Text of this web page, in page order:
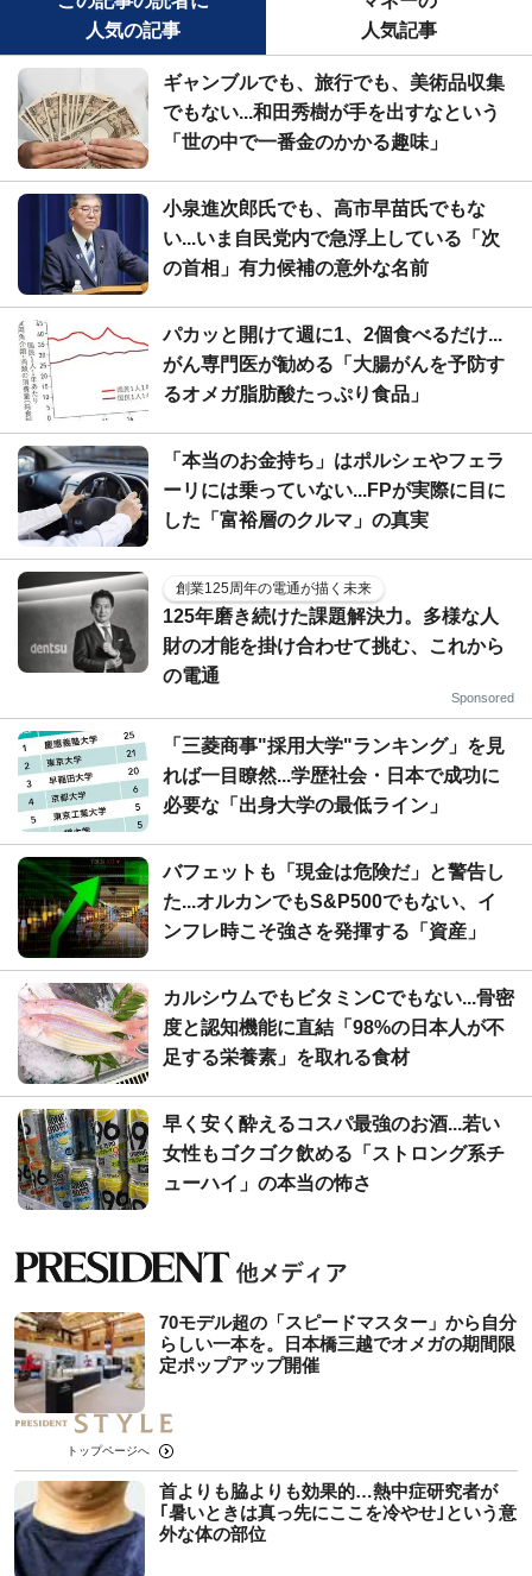
人気の記事
人気記事
ギャンブルでも、旅行でも、美術品収集
でもない...和田秀樹が手を出すなという
「世の中で一番金のかかる趣味」
小泉進次郎氏でも、高市早苗氏でもな
い...いま自民党内で急浮上している「次
の首相」有力候補の意外な名前
パカッと開けて週に1、2個食べるだけ...
がん専門医が勧める「大腸がんを予防す
るオメガ脂肪酸たっぷり食品」
「本当のお金持ち」はポルシェやフェラ
ーリには乗っていない...FPが実際に目に
した「富裕層のクルマ」の真実
創業125周年の電通が描く未来
125年磨き続けた課題解決力。多様な人
財の才能を掛け合わせて挑む、これから
の電通
Sponsored
「三菱商事"採用大学"ランキング」を見
れば一目瞭然...学歴社会・日本で成功に
必要な「出身大学の最低ライン」
バフェットも「現金は危険だ」と警告し
た...オルカンでもS&P500でもない、イ
ンフレ時こそ強さを発揮する「資産」
カルシウムでもビタミンCでもない...骨密
度と認知機能に直結「98%の日本人が不
足する栄養素」を取れる食材
早く安く酔えるコスパ最強のお酒...若い
女性もゴクゴク飲める「ストロング系チ
ューハイ」の本当の怖さ
70モデル超の「スピードマスター」から自分
らしい一本を。日本橋三越でオメガの期間限
定ポップアップ開催
トップページへ
首よりも脇よりも効果的…熱中症研究者が
｢暑いときは真っ先にここを冷やせ｣という意
外な体の部位